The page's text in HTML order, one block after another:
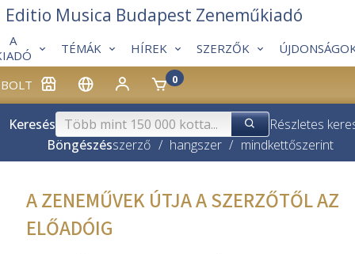
BOLT 0
A
TÉMÁK HÍREK SZERZŐK
Editio Musica Budapest Zeneműkiadó
Keresés
Részletes
Böngészésszerző / hangszer / mindkettőszerint
A ZENEMŰVEK ÚTJA A SZERZŐTŐL AZ
ELŐADÓIG